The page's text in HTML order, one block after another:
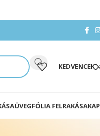
KEDVENCEK
ÜVEGFÓLIA FELRAKÁSA